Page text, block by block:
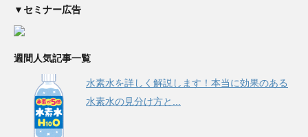
▼セミナー広告
週間人気記事一覧
水素水を詳しく解説します！本当に効果のある
水素水の見分け方と...